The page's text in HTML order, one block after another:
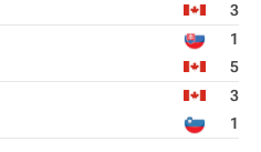
3
1
5
3
1